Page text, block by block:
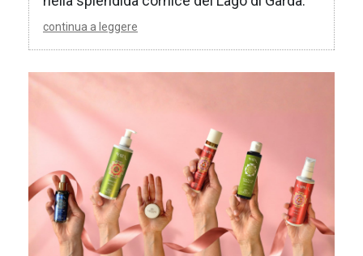
continua a leggere